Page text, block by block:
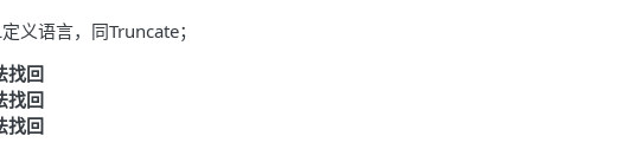
义语言，同Truncate；
找回
找回
找回